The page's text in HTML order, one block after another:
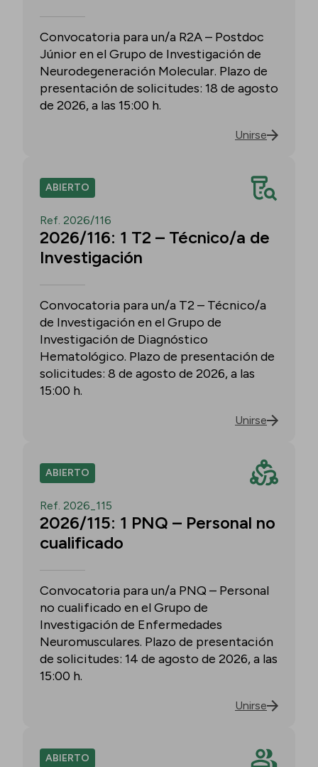
Convocatoria para un/a R2A – Postdoc
Júnior en el Grupo de Investigación de
Neurodegeneración Molecular. Plazo de
presentación de solicitudes: 18 de agosto
de 2026, a las 15:00 h.
Unirse
ABIERTO
Ref. 2026/116
2026/116: 1 T2 – Técnico/a de
Investigación
Convocatoria para un/a T2 – Técnico/a
de Investigación en el Grupo de
Investigación de Diagnóstico
Hematológico. Plazo de presentación de
solicitudes: 8 de agosto de 2026, a las
15:00 h.
Unirse
ABIERTO
Ref. 2026_115
2026/115: 1 PNQ – Personal no
cualificado
Convocatoria para un/a PNQ – Personal
no cualificado en el Grupo de
Investigación de Enfermedades
Neuromusculares. Plazo de presentación
de solicitudes: 14 de agosto de 2026, a las
15:00 h.
Unirse
ABIERTO